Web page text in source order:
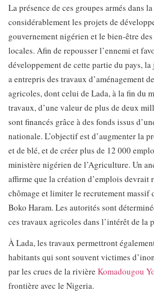
La présence de ces groupes armés dans
considérablement les projets de
gouvernement nigérien et le bien-être
locales. Afin de repousser l’ennemi et
développement de cette partie du pays,
a entrepris des travaux d’aménagement
agricoles, dont celui de Lada, à la fin du
travaux, d’une valeur de plus de deux
sont financés grâce à des fonds issus
nationale. L’objectif est d’augmenter la
et de blé, et de créer plus de 12 000
ministère nigérien de l’Agriculture. Un
affirme que la création d’emplois devrait
chômage et limiter le recrutement massif
Boko Haram. Les autorités sont
ces travaux agricoles dans l’intérêt de la
À Lada, les travaux permettront
habitants qui sont souvent victimes
par les crues de la rivière Komadougou
frontière avec le Nigeria.